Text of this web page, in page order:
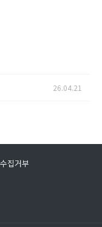
26.04.21
집거부